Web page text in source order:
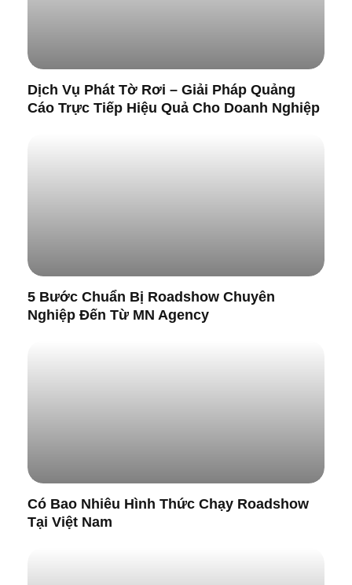
Dịch Vụ Phát Tờ Rơi – Giải Pháp Quảng
Cáo Trực Tiếp Hiệu Quả Cho Doanh Nghiệp
5 Bước Chuẩn Bị Roadshow Chuyên
Nghiệp Đến Từ MN Agency
Có Bao Nhiêu Hình Thức Chạy Roadshow
Tại Việt Nam